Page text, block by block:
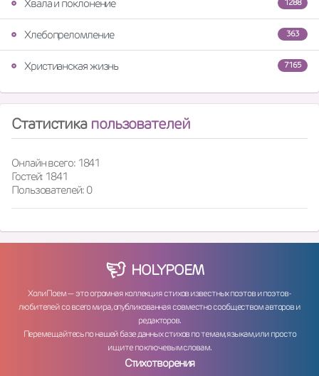
1288
Хвала и поклонение
363
Хлебопреломление
7165
Христианская жизнь
Статистика пользователей
Онлайн всего: 1841
Гостей: 1841
Пользователей: 0
HOLYPOEM
ХолиПоем — это огромная коллекция стихов известных поэтов и поэтов-
любителей со всего мира, опубликованная совместно сообществом авторов и
редакторов.
Перемещайтесь по нашей базе данных стихов по темам, языкам, или просто
ищите по ключевым словам.
Стихотворения